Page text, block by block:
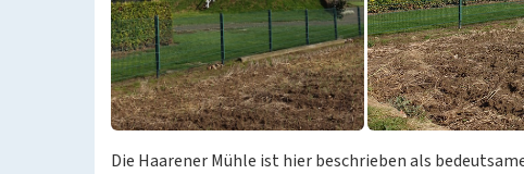
Die Haarener Mühle ist hier beschrieben als